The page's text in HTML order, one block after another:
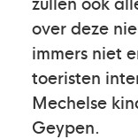
over deze
immers niet
toeristen
Mechelse
Geypen.